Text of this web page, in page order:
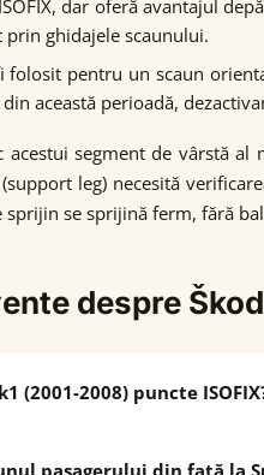
dar oferă avantajul
prin ghidajele scaunului.
folosit pentru un scaun
această perioadă,
acestui segment de vârstă
leg) necesită
se sprijină ferm, fără
despre
(2001-2008) puncte
pasagerului din față la